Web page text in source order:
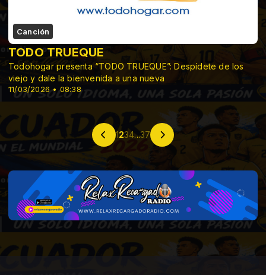
Canción
11/03/2026 • 08:38
TODO TRUEQUE
Todohogar presenta “TODO TRUEQUE”: Despídete de los
viejo y dale la bienvenida a una nueva
1234...37